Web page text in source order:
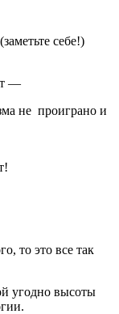
себе!)
—
и
то это все так
угодно высоты